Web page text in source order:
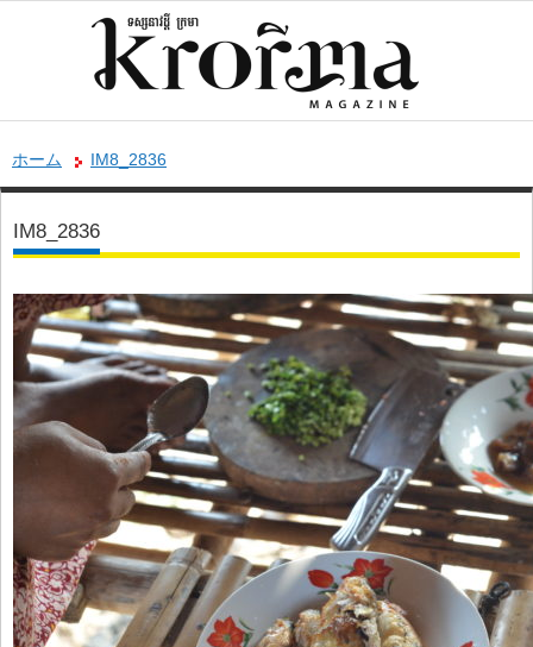
ホーム IM8_2836
IM8_2836